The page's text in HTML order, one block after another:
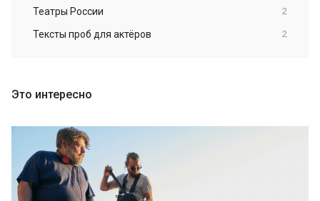
Театры России 2
Тексты проб для актёров 2
Это интересно